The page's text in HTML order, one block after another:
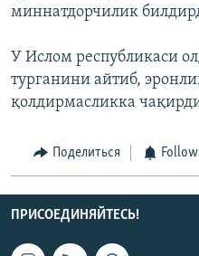
миннатдорчилик
У Ислом республикаси
турганини айтиб,
қолдирмасликка
Поделиться
ПРИСОЕДИНЯЙТЕСЬ!